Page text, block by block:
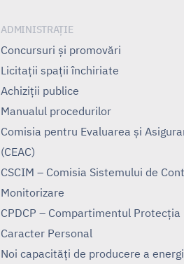
ADMINISTRAȚIE
Concursuri și promovări
Licitații spații închiriate
Achiziții publice
Manualul procedurilor
Comisia pentru Evaluarea și Asigurarea Calității
(CEAC)
CSCIM – Comisia Sistemului de
Monitorizare
CPDCP – Compartimentul
Caracter Personal
Noi capacități de producere a